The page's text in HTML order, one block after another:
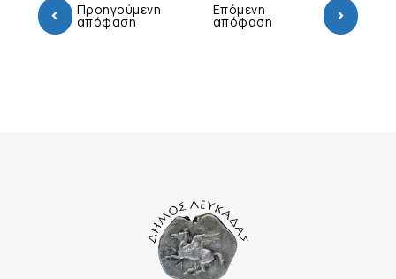
Προηγούμενη
απόφαση
Επόμενη
απόφαση